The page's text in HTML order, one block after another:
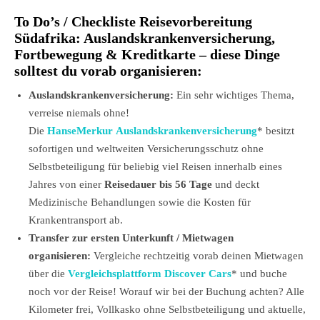
To Do’s / Checkliste Reisevorbereitung
Südafrika: Auslandskrankenversicherung,
Fortbewegung & Kreditkarte – diese Dinge
solltest du vorab organisieren:
Auslandskrankenversicherung: Ein sehr wichtiges Thema,
verreise niemals ohne!
Die HanseMerkur Auslandskrankenversicherung* besitzt
sofortigen und weltweiten Versicherungsschutz ohne
Selbstbeteiligung für beliebig viel Reisen innerhalb eines
Jahres von einer Reisedauer bis 56 Tage und deckt
Medizinische Behandlungen sowie die Kosten für
Krankentransport ab.
Transfer zur ersten Unterkunft / Mietwagen
organisieren: Vergleiche rechtzeitig vorab deinen Mietwagen
über die Vergleichsplattform Discover Cars* und buche
noch vor der Reise! Worauf wir bei der Buchung achten? Alle
Kilometer frei, Vollkasko ohne Selbstbeteiligung und aktuelle,